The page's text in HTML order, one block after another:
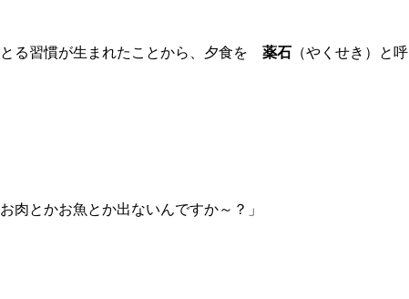
る習慣が生まれたことから、夕食を 薬石 （やくせき）と呼
肉とかお魚とか出ないんですか～？」